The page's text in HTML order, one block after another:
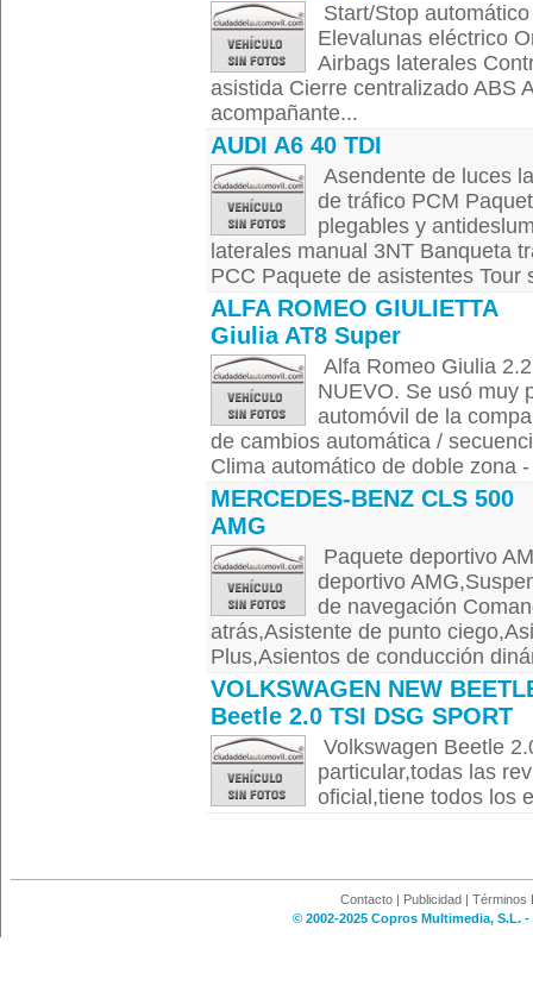
Start/Stop
Elevalunas eléctrico
Airbags laterales
asistida Cierre centralizado ABS
acompañante...
AUDI A6 40 TDI
Asendente de luces
de tráfico PCM
plegables y
laterales manual 3NT Banqueta
PCC Paquete de asistentes Tour
ALFA ROMEO GIULIETTA
Giulia AT8 Super
Alfa Romeo Giulia
NUEVO. Se usó muy
automóvil de la
de cambios automática /
Clima automático de doble zona
MERCEDES-BENZ CLS 500
AMG
Paquete deportivo
deportivo
de navegación
atrás,Asistente de punto
Plus,Asientos de conducción
VOLKSWAGEN NEW
Beetle 2.0 TSI DSG SPORT
Volkswagen Beetle
particular,todas las
oficial,tiene todos los
Contacto | Publicidad | Términos
© 2002-2025 Copros Multimedia, S.L.